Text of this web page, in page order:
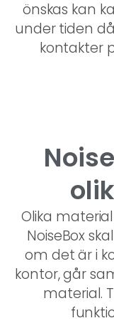
önskas kan
under tiden
kontakter
Olika
NoiseBox
om det är i
kontor, går
material.